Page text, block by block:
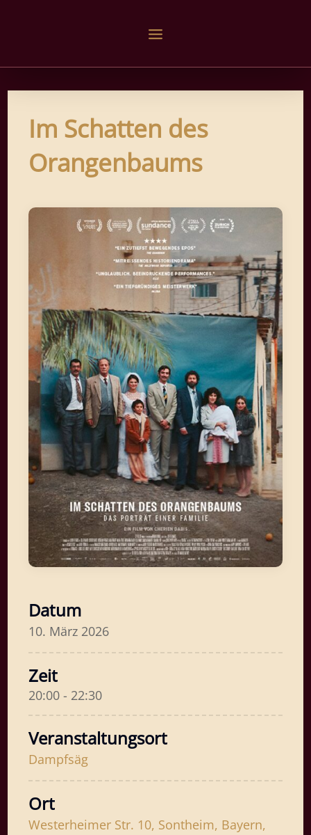
Im Schatten des
Orangenbaums
Datum
10. März 2026
Zeit
20:00 - 22:30
Veranstaltungsort
Dampfsäg
Ort
Westerheimer Str. 10, Sontheim, Bayern,